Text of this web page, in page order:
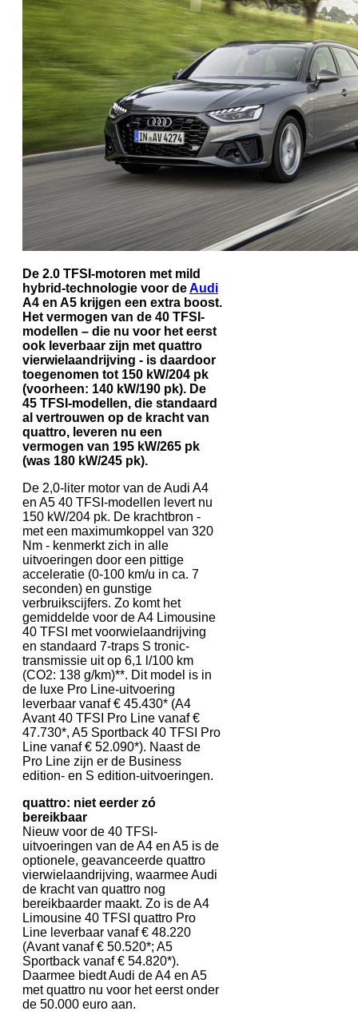
De 2.0 TFSI-motoren met mild
hybrid-technologie voor deAudi
A4 en A5 krijgen een extra boost.
Het vermogen van de 40 TFSI-
modellen – die nu voor het eerst
ook leverbaar zijn met quattro
vierwielaandrijving - is daardoor
toegenomen tot 150 kW/204 pk
(voorheen: 140 kW/190 pk). De
45 TFSI-modellen, die standaard
al vertrouwen op de kracht van
quattro, leveren nu een
vermogen van 195 kW/265 pk
(was 180 kW/245 pk).
De 2,0-liter motor van de Audi A4
en A5 40 TFSI-modellen levert nu
150 kW/204 pk. De krachtbron -
met een maximumkoppel van 320
Nm - kenmerkt zich in alle
uitvoeringen door een pittige
acceleratie (0-100 km/u in ca. 7
seconden) en gunstige
verbruikscijfers. Zo komt het
gemiddelde voor de A4 Limousine
40 TFSI met voorwielaandrijving
en standaard 7-traps S tronic-
transmissie uit op 6,1 l/100 km
(CO2: 138 g/km)**. Dit model is in
de luxe Pro Line-uitvoering
leverbaar vanaf € 45.430* (A4
Avant 40 TFSI Pro Line vanaf €
47.730*, A5 Sportback 40 TFSI Pro
Line vanaf € 52.090*). Naast de
Pro Line zijn er de Business
edition- en S edition-uitvoeringen.
quattro: niet eerder zó
bereikbaar
Nieuw voor de 40 TFSI-
uitvoeringen van de A4 en A5 is de
optionele, geavanceerde quattro
vierwielaandrijving, waarmee Audi
de kracht van quattro nog
bereikbaarder maakt. Zo is de A4
Limousine 40 TFSI quattro Pro
Line leverbaar vanaf € 48.220
(Avant vanaf € 50.520*; A5
Sportback vanaf € 54.820*).
Daarmee biedt Audi de A4 en A5
met quattro nu voor het eerst onder
de 50.000 euro aan.